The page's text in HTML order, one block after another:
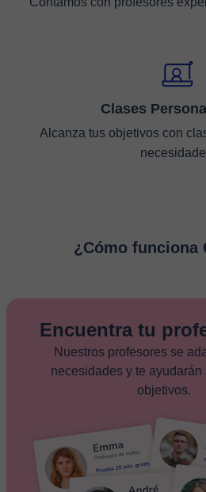
Clases
Alcanza tus objetivos con
¿Cómo funciona
Encuentra tu
Nuestros profesores se
necesidades y te ayudarán
objetivos.